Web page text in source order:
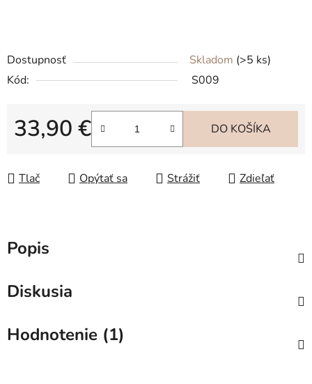
Dostupnosť Skladom (>5 ks)
Kód:
S009
33,90 €
Jednotková cena:
DO KOŠÍKA
Tlač Opýtať sa Strážiť Zdieľať
Popis
Diskusia
Hodnotenie (1)